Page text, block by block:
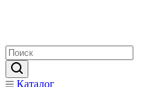
Каталог